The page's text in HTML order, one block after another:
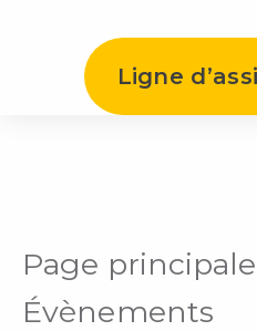
Ligne
Page principale
Évènements